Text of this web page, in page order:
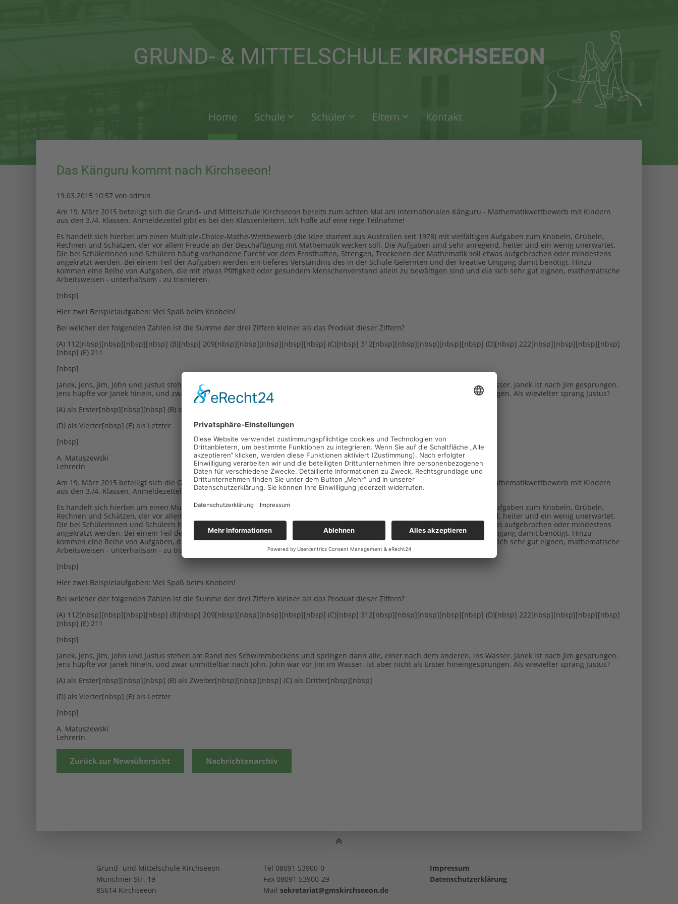
Home Schule Schüler Eltern Kontakt
GRUND- & MITTELSCHULE KIRCHSEEON
Das Känguru kommt nach Kirchseeon!
19.03.2015 10:57 von admin
Am 19. März 2015 beteiligt sich die Grund- und Mittelschule Kirchseeon bereits zum achten Mal am internationalen Känguru - Mathematikwettbewerb mit Kindern
aus den 3./4. Klassen. Anmeldezettel gibt es bei den Klassenleitern. Ich hoffe auf eine rege Teilnahme!
Es handelt sich hierbei um einen Multiple-Choice-Mathe-Wettbewerb (die Idee stammt aus Australien seit 1978) mit vielfältigen Aufgaben zum Knobeln, Grübeln,
Rechnen und Schätzen, der vor allem Freude an der Beschäftigung mit Mathematik wecken soll. Die Aufgaben sind sehr anregend, heiter und ein wenig unerwartet.
Die bei Schülerinnen und Schülern häufig vorhandene Furcht vor dem Ernsthaften, Strengen, Trockenen der Mathematik soll etwas aufgebrochen oder mindestens
angekratzt werden. Bei einem Teil der Aufgaben werden ein tieferes Verständnis des in der Schule Gelernten und der kreative Umgang damit benötigt. Hinzu
kommen eine Reihe von Aufgaben, die mit etwas Pfiffigkeit oder gesundem Menschenverstand allein zu bewältigen sind und die sich sehr gut eignen, mathematische
Arbeitsweisen - unterhaltsam - zu trainieren.
[nbsp]
Hier zwei Beispielaufgaben: Viel Spaß beim Knobeln!
Bei welcher der folgenden Zahlen ist die Summe der drei Ziffern kleiner als das Produkt dieser Ziffern?
(A) 112[nbsp][nbsp][nbsp][nbsp] (B)[nbsp] 209[nbsp][nbsp][nbsp][nbsp][nbsp] (C)[nbsp] 312[nbsp][nbsp][nbsp][nbsp][nbsp] (D)[nbsp] 222[nbsp][nbsp][nbsp][nbsp]
[nbsp] (E) 211
[nbsp]
Janek, Jens, Jim, John und Justus stehen am Rand des Schwimmbeckens und springen dann alle, einer nach dem anderen, ins Wasser. Janek ist nach Jim gesprungen.
Jens hüpfte vor Janek hinein, und zwar unmittelbar nach John. John war vor Jim im Wasser, ist aber nicht als Erster hineingesprungen. Als wievielter sprang Justus?
(A) als Erster[nbsp][nbsp][nbsp] (B) als Zweiter[nbsp][nbsp][nbsp] (C) als Dritter[nbsp][nbsp]
(D) als Vierter[nbsp] (E) als Letzter
[nbsp]
A. Matuszewski
Lehrerin
Am 19. März 2015 beteiligt sich die Grund- und Mittelschule Kirchseeon bereits zum achten Mal am internationalen Känguru - Mathematikwettbewerb mit Kindern
aus den 3./4. Klassen. Anmeldezettel gibt es bei den Klassenleitern. Ich hoffe auf eine rege Teilnahme!
Es handelt sich hierbei um einen Multiple-Choice-Mathe-Wettbewerb (die Idee stammt aus Australien seit 1978) mit vielfältigen Aufgaben zum Knobeln, Grübeln,
Rechnen und Schätzen, der vor allem Freude an der Beschäftigung mit Mathematik wecken soll. Die Aufgaben sind sehr anregend, heiter und ein wenig unerwartet.
Die bei Schülerinnen und Schülern häufig vorhandene Furcht vor dem Ernsthaften, Strengen, Trockenen der Mathematik soll etwas aufgebrochen oder mindestens
angekratzt werden. Bei einem Teil der Aufgaben werden ein tieferes Verständnis des in der Schule Gelernten und der kreative Umgang damit benötigt. Hinzu
kommen eine Reihe von Aufgaben, die mit etwas Pfiffigkeit oder gesundem Menschenverstand allein zu bewältigen sind und die sich sehr gut eignen, mathematische
Arbeitsweisen - unterhaltsam - zu trainieren.
[nbsp]
Hier zwei Beispielaufgaben: Viel Spaß beim Knobeln!
Bei welcher der folgenden Zahlen ist die Summe der drei Ziffern kleiner als das Produkt dieser Ziffern?
(A) 112[nbsp][nbsp][nbsp][nbsp] (B)[nbsp] 209[nbsp][nbsp][nbsp][nbsp][nbsp] (C)[nbsp] 312[nbsp][nbsp][nbsp][nbsp][nbsp] (D)[nbsp] 222[nbsp][nbsp][nbsp][nbsp]
[nbsp] (E) 211
[nbsp]
Janek, Jens, Jim, John und Justus stehen am Rand des Schwimmbeckens und springen dann alle, einer nach dem anderen, ins Wasser. Janek ist nach Jim gesprungen.
Jens hüpfte vor Janek hinein, und zwar unmittelbar nach John. John war vor Jim im Wasser, ist aber nicht als Erster hineingesprungen. Als wievielter sprang Justus?
(A) als Erster[nbsp][nbsp][nbsp] (B) als Zweiter[nbsp][nbsp][nbsp] (C) als Dritter[nbsp][nbsp]
(D) als Vierter[nbsp] (E) als Letzter
[nbsp]
A. Matuszewski
Lehrerin
Zurück zur Newsübersicht Nachrichtenarchiv
Grund- und Mittelschule Kirchseeon
Münchner Str. 19
85614 Kirchseeon
Tel 08091 53900-0
Fax 08091 53900-29
Mail sekretariat@gmskirchseeon.de
Impressum
Datenschutzerklärung